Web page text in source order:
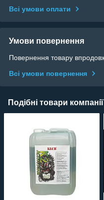
Всі умови оплати
Умови повернення
Повернення товару
Всі умови повернення
Подібні товари компанії